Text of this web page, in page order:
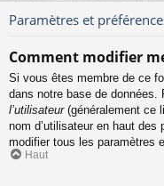
Paramètres et
Comment modifier
Si vous êtes membre de ce
dans notre base de données.
l’utilisateur(généralement ce
nom d’utilisateur en haut
modifier tous les paramètres
Haut